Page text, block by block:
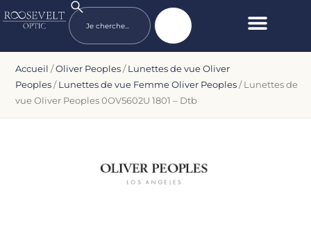
Accueil /Oliver Peoples/Lunettes de vue Oliver
Peoples/Lunettes de vue Femme Oliver Peoples/ Lunettes de
vue Oliver Peoples 0OV5602U 1801 – Dtb